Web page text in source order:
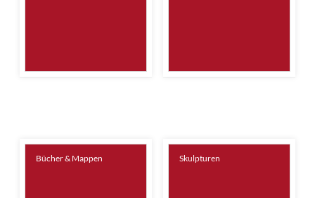
Bücher & Mappen Skulpturen